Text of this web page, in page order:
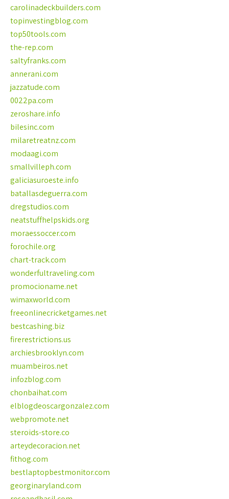
carolinadeckbuilders.com
topinvestingblog.com
top50tools.com
the-rep.com
saltyfranks.com
annerani.com
jazzatude.com
0022pa.com
zeroshare.info
bilesinc.com
milaretreatnz.com
modaagi.com
smallvilleph.com
galiciasuroeste.info
batallasdeguerra.com
dregstudios.com
neatstuffhelpskids.org
moraessoccer.com
forochile.org
chart-track.com
wonderfultraveling.com
promocioname.net
wimaxworld.com
freeonlinecricketgames.net
bestcashing.biz
firerestrictions.us
archiesbrooklyn.com
muambeiros.net
infozblog.com
chonbaihat.com
elblogdeoscargonzalez.com
webpromote.net
steroids-store.co
arteydecoracion.net
fithog.com
bestlaptopbestmonitor.com
georginaryland.com